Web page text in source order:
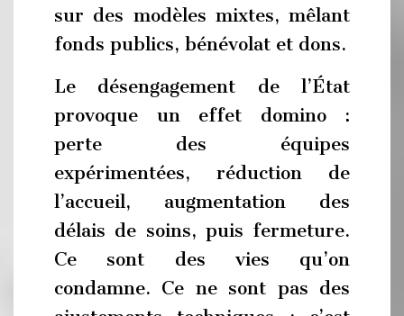
sur des modèles mixtes, mêlant
fonds publics, bénévolat et dons.
Le désengagement de l’État
provoque un effet domino :
perte des équipes
expérimentées, réduction de
l’accueil, augmentation des
délais de soins, puis fermeture.
Ce sont des vies qu’on
condamne. Ce ne sont pas des